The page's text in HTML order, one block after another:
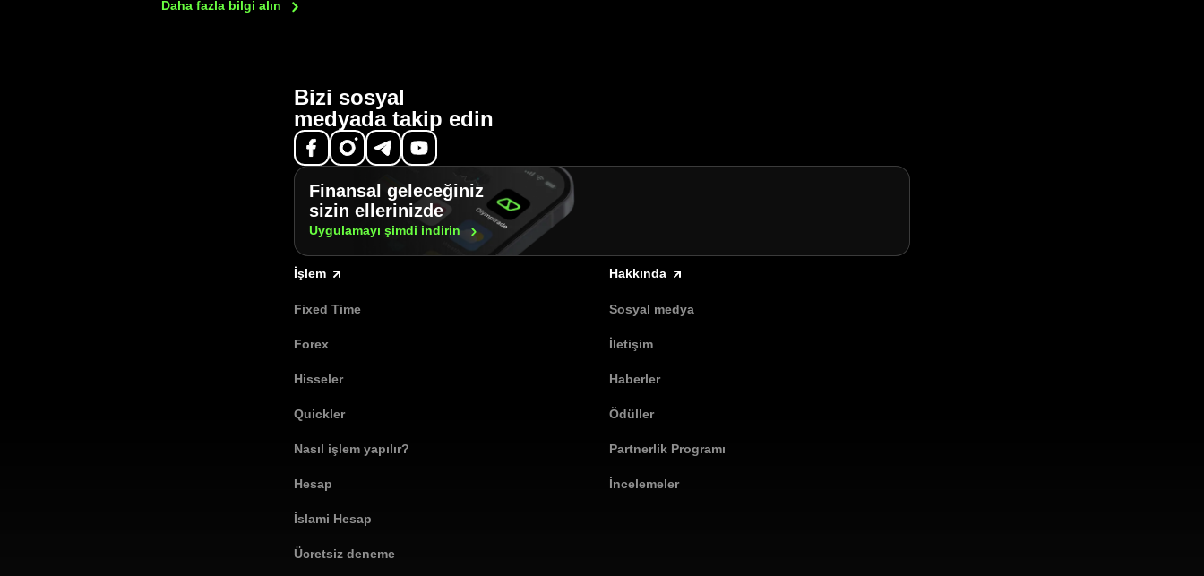
Daha fazla bilgi alın
Bizi sosyal
medyada takip edin
Finansal geleceğiniz
sizin ellerinizde
Uygulamayı şimdi indirin
İşlem
Fixed Time
Forex
Hisseler
Quickler
Nasıl işlem yapılır?
Hesap
İslami Hesap
Ücretsiz deneme
Hakkında
Sosyal medya
İletişim
Haberler
Ödüller
Partnerlik Programı
İncelemeler